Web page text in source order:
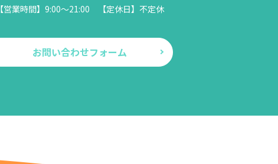
【営業時間】9:00～21:00 【定休日】不定休
お問い合わせフォーム